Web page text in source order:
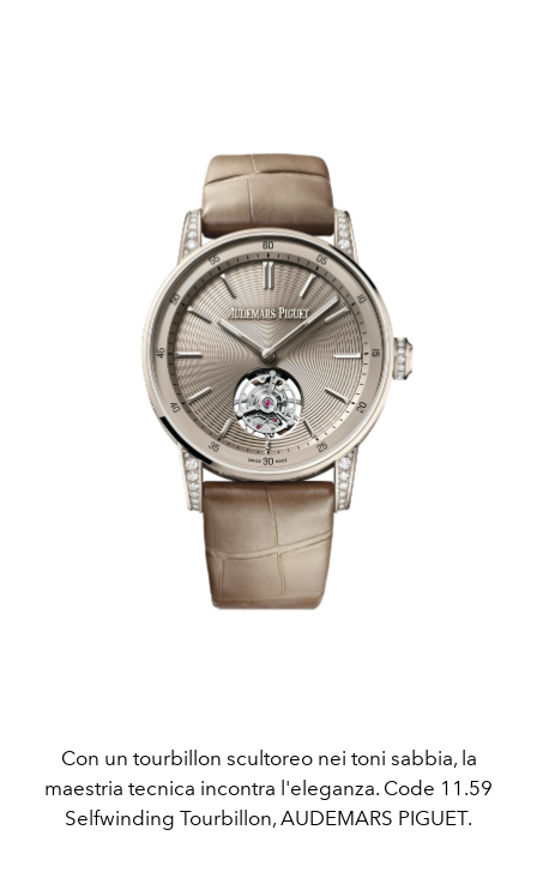
Con un tourbillon scultoreo nei toni sabbia, la
maestria tecnica incontra l'eleganza. Code 11.59
Selfwinding Tourbillon, AUDEMARS PIGUET.